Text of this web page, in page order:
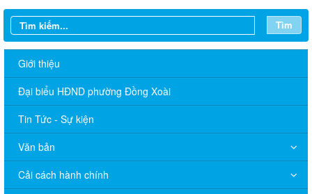
Tìm
Giới thiệu
Đại biểu HĐND phường Đồng Xoài
Tin Tức - Sự kiện
Văn bản
Cải cách hành chính